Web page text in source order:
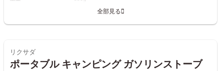
全部見る
リクサダ
ポータブル キャンピング ガソリンストーブ